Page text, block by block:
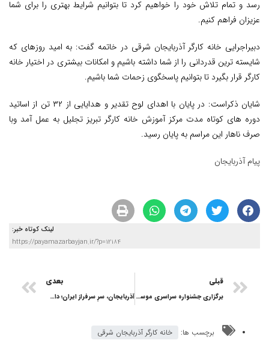
رسد و تمام تلاش خود را خواهیم کرد تا بتوانیم شرایط بهتری را برای شما
عزيزان فراهم کنیم.
دبیراجرایی خانه کارگر آذربایجان شرقی در خاتمه گفت: به امید روزهای که
شایسته ترین قدردانی را از شما داشته باشیم و امکانات بیشتری در اختیار خانه
کارگر قرار بگیرد تا بتوانیم پاسخگوی زحمات شما باشیم.
شایان ذکراست: در پایان با اهدای لوح تقدیر و هدایایی از ۳۲ تن از اساتید
دوره های کوتاه مدت مرکز آموزش خانه کارگر تبریز تجلیل به عمل آمد وبا
صرف ناهار این مراسم به پایان رسید.
پیام آذربایجان
لینک کوتاه خبر:
https://payamazarbayjan.ir/?p=12184
قبلی
برگزاری جشنواره سراسری موسیقی «صدای تراکتور»؛ ترکیب هنر و فرهنگ هواداری
بعدی
آذربایجان، سرِ سرفراز ایران؛ داستان پرشور هواداران تراکتور
برچسب ها: خانه کارگر آذربایجان شرقی